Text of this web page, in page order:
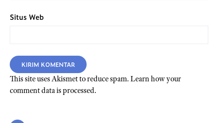
Situs Web
This site uses Akismet to reduce spam. Learn how your
comment data is processed.